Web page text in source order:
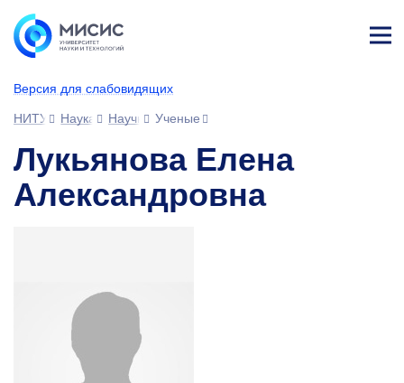
Версия для слабовидящих
НИТУ МИСИС
Наука Научное сообщество
Ученые
Лукьянова Елена
Александровна